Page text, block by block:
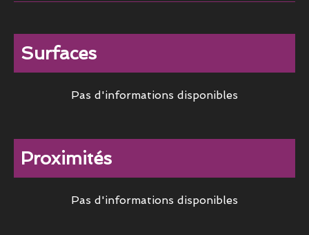
Surfaces
Pas d'informations disponibles
Proximités
Pas d'informations disponibles